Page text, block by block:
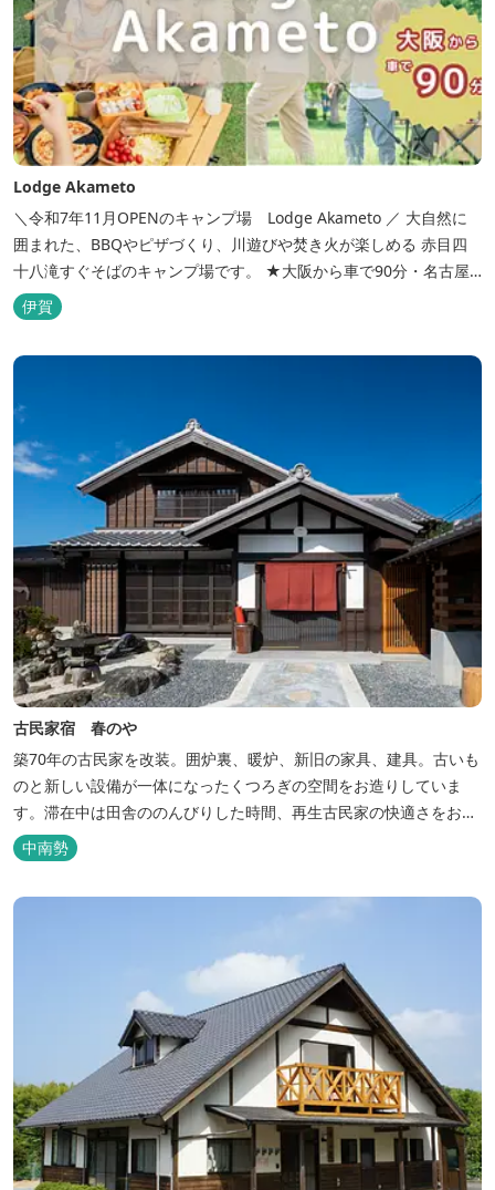
Lodge Akameto
＼令和7年11月OPENのキャンプ場 Lodge Akameto ／ 大自然に
囲まれた、BBQやピザづくり、川遊びや焚き火が楽しめる 赤目四
十八滝すぐそばのキャンプ場です。 ★大阪から車で90分・名古屋
から120分の好アクセス！ ★専用テラス付きバンガローでは、BBQ
をしながら子どもが川遊びをしているのが見れる！ ★Wi-Fiがつな
がります！ ★日帰りBBQや大人数での研修も...
伊賀
古民家宿 春のや
築70年の古民家を改装。囲炉裏、暖炉、新旧の家具、建具。古いも
のと新しい設備が一体になったくつろぎの空間をお造りしていま
す。滞在中は田舎ののんびりした時間、再生古民家の快適さをお楽
しみください。 【時間】 《 チェックイン 》 15：00～20：00の間
にお願いいたします。 《 チェックアウト 》 10：00まで 【御利用
料金】 一日一組様１棟貸し（定員５名） 一...
中南勢